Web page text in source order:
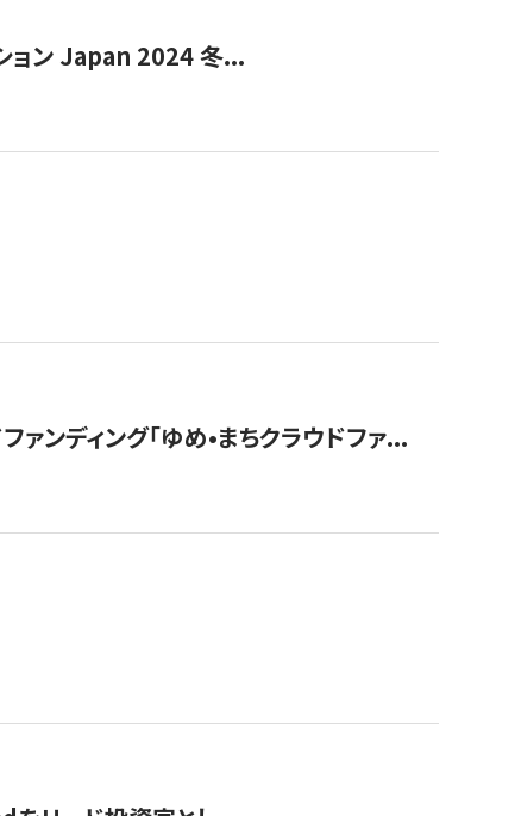
ョン Japan 2024 冬...
ンディング「ゆめ•まちクラウドファ...